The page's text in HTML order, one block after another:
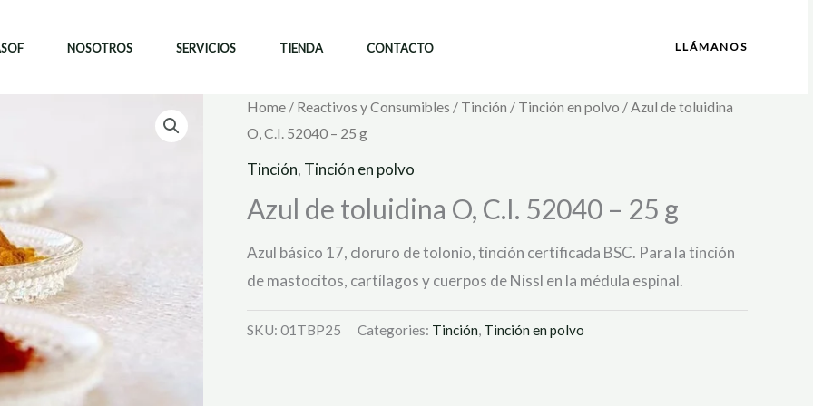
NOSOTROS SERVICIOS TIENDA CONTACTO LLÁMANOS
Home / Reactivos y Consumibles / Tinción / Tinción en polvo / Azul de toluidina
O, C.I. 52040 – 25 g
Tinción, Tinción en polvo
Azul de toluidina O, C.I. 52040 – 25 g
Azul básico 17, cloruro de tolonio, tinción certificada BSC. Para la tinción
de mastocitos, cartílagos y cuerpos de Nissl en la médula espinal.
SKU: 01TBP25 Categories: Tinción, Tinción en polvo